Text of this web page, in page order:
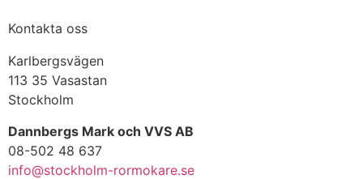
Kontakta oss
Karlbergsvägen
113 35 Vasastan
Stockholm
Dannbergs Mark och VVS AB
08-502 48 637
info@stockholm-rormokare.se